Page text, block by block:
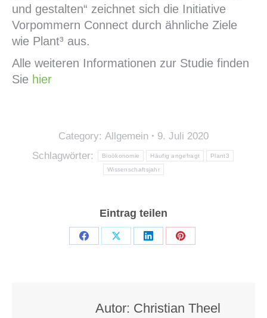
und gestalten“ zeichnet sich die Initiative
Vorpommern Connect durch ähnliche Ziele
wie Plant³ aus.
Alle weiteren Informationen zur Studie finden
Sie hier
Category: Allgemein
9. Juli 2020
Schlagwörter:
Bioökonomie Häufig angefragt Plant3
Wissenschaftsjahr
Eintrag teilen
Teilen
Teilen
Teilen
Teilen
Autor: Christian Theel